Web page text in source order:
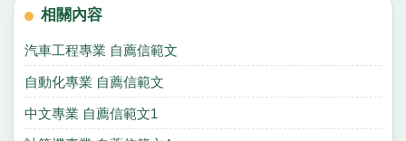
相關內容
汽車工程專業 自薦信範文
自動化專業 自薦信範文
中文專業 自薦信範文1